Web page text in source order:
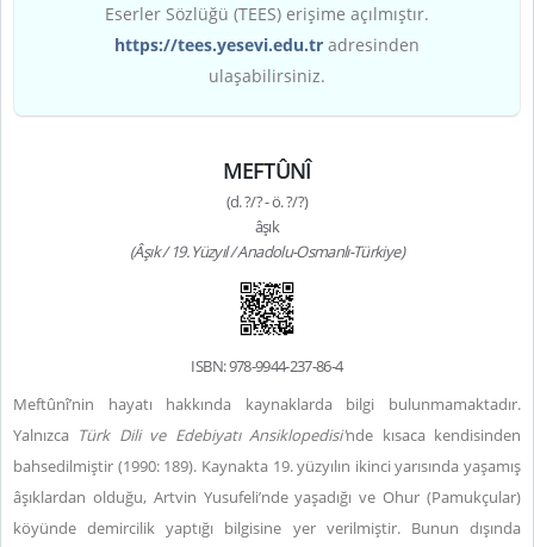
Eserler Sözlüğü (TEES) erişime açılmıştır.
https://tees.yesevi.edu.tr adresinden
ulaşabilirsiniz.
MEFTÛNÎ
(d. ?/? - ö. ?/?)
âşık
(Âşık / 19. Yüzyıl / Anadolu-Osmanlı-Türkiye)
ISBN: 978-9944-237-86-4
Meftûnî’nin hayatı hakkında kaynaklarda bilgi bulunmamaktadır.
Yalnızca Türk Dili ve Edebiyatı Ansiklopedisi'nde kısaca kendisinden
bahsedilmiştir (1990: 189). Kaynakta 19. yüzyılın ikinci yarısında yaşamış
âşıklardan olduğu, Artvin Yusufeli’nde yaşadığı ve Ohur (Pamukçular)
köyünde demircilik yaptığı bilgisine yer verilmiştir. Bunun dışında